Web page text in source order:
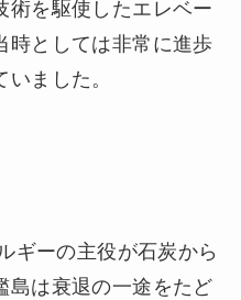
術を駆使したエレベー
時としては非常に進歩
ました。
ギーの主役が石炭から
島は衰退の一途をたど